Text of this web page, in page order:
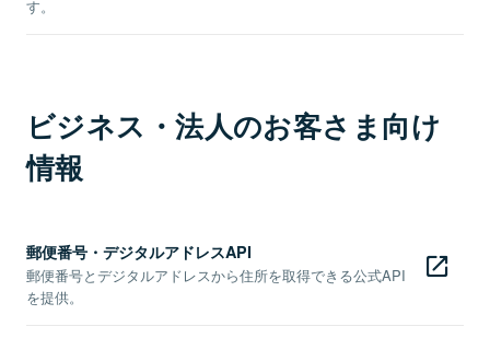
す。
ビジネス・法人のお客さま向け
情報
郵便番号・デジタルアドレスAPI
郵便番号とデジタルアドレスから住所を取得できる公式API
を提供。